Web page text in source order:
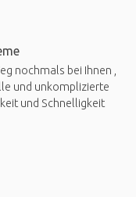
nochmals bei Ihnen ,
und unkomplizierte
und Schnelligkeit